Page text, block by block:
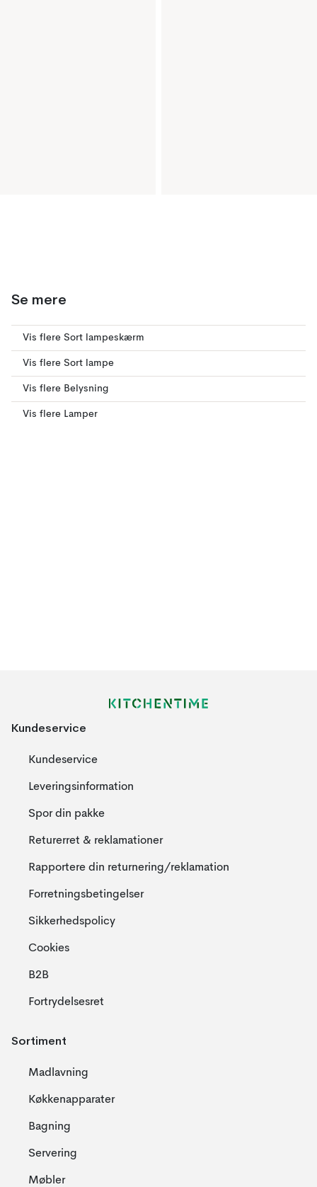
Se mere
Vis flere Sort lampeskærm
Vis flere Sort lampe
Vis flere Belysning
Vis flere Lamper
Kundeservice
Kundeservice
Leveringsinformation
Spor din pakke
Returerret & reklamationer
Rapportere din returnering/reklamation
Forretningsbetingelser
Sikkerhedspolicy
Cookies
B2B
Fortrydelsesret
Sortiment
Madlavning
Køkkenapparater
Bagning
Servering
Møbler